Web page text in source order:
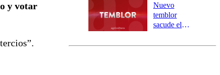
y votar
aisladas entre
Valparaíso y
Los Ríos
Nuevo
temblor
sacude el
revisa la